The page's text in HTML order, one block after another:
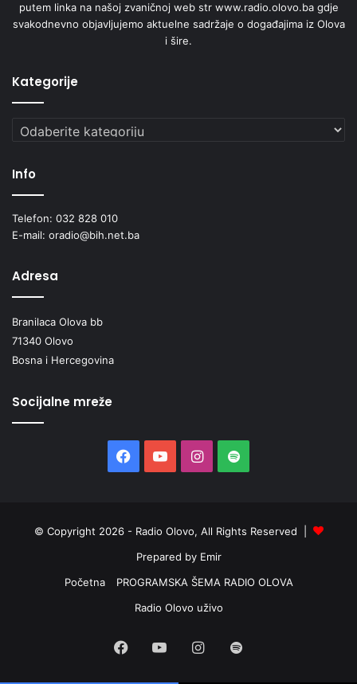
putem linka na našoj zvaničnoj web str www.radio.olovo.ba gdje
svakodnevno objavljujemo aktuelne sadržaje o događajima iz Olova
i šire.
Kategorije
Kategorije
Info
Telefon: 032 828 010
E-mail: oradio@bih.net.ba
Adresa
Branilaca Olova bb
71340 Olovo
Bosna i Hercegovina
Socijalne mreže
FacebookYouTubeInstagram
Spotify
© Copyright 2026 - Radio Olovo, All Rights Reserved |
Prepared by Emir
Početna
PROGRAMSKA ŠEMA RADIO OLOVA
Radio Olovo uživo
FacebookYouTubeInstagram
Spotify